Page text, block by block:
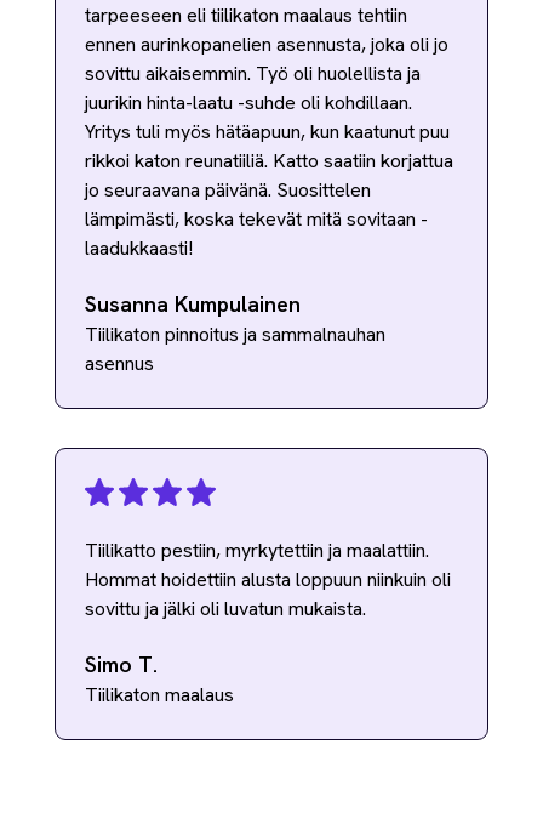
tarpeeseen eli tiilikaton maalaus tehtiin
ennen aurinkopanelien asennusta, joka oli jo
sovittu aikaisemmin. Työ oli huolellista ja
juurikin hinta-laatu -suhde oli kohdillaan.
Yritys tuli myös hätäapuun, kun kaatunut puu
rikkoi katon reunatiiliä. Katto saatiin korjattua
jo seuraavana päivänä. Suosittelen
lämpimästi, koska tekevät mitä sovitaan -
laadukkaasti!
Susanna Kumpulainen
Tiilikaton pinnoitus ja sammalnauhan
asennus
Tiilikatto pestiin, myrkytettiin ja maalattiin.
Hommat hoidettiin alusta loppuun niinkuin oli
sovittu ja jälki oli luvatun mukaista.
Simo T.
Tiilikaton maalaus